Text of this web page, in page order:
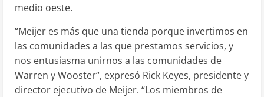
medio oeste.
“Meijer es más que una tienda porque invertimos en
las comunidades a las que prestamos servicios, y
nos entusiasma unirnos a las comunidades de
Warren yWooster“, expresó Rick Keyes, presidente y
director ejecutivo de Meijer. “Los miembros de